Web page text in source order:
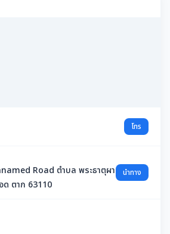
โทร
Road ตำบล พระธาตุผา
ด ตาก 63110
นำทาง